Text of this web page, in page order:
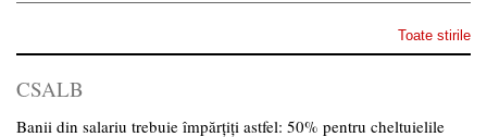
Toate stirile
CSALB
Banii din salariu trebuie împărțiți astfel: 50% pentru cheltuielile